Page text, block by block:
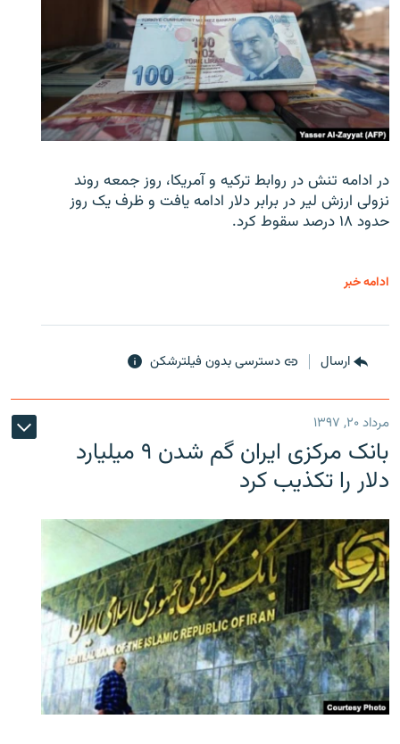
در ادامه تنش در روابط ترکیه و آمریکا، روز جمعه روند
نزولی ارزش لیر در برابر دلار ادامه یافت و ظرف یک روز
حدود ۱۸ درصد سقوط کرد.
ادامه خبر
ارسال دسترسی بدون فیلترشکن
مرداد ۲۰, ۱۳۹۷
بانک مرکزی ایران گم شدن ۹ میلیارد
دلار را تکذیب کرد